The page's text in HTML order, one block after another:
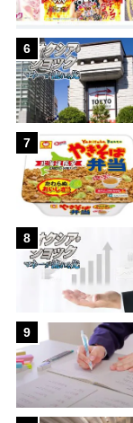
6
7
8
9